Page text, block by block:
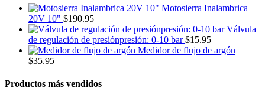
Motosierra Inalambrica
20V 10" $190.95
Válvula
de regulación de presiónpresión: 0-10 bar $15.95
Medidor de flujo de argón
$35.95
Productos más vendidos